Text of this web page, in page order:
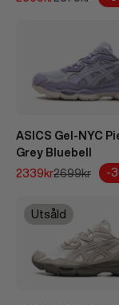
ASICS Gel-NYC
Grey Bluebell
REA-pris
2339krPris
2699kr -
Utsåld